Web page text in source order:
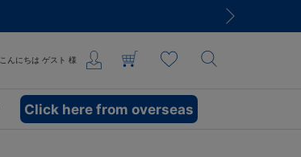
こんにちは ゲスト 様
Click here from overseas